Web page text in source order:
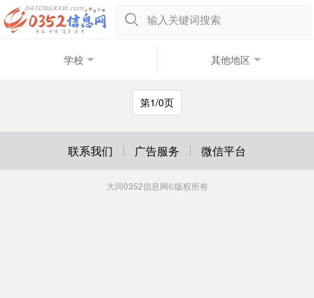
输入关键词搜索
学校 其他地区
第1/0页
联系我们 广告服务 微信平台
大同0352信息网©版权所有